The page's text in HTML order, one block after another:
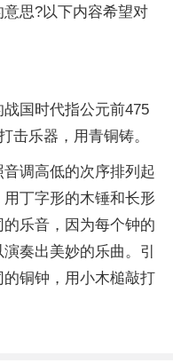
思?以下内容希望对
国时代指公元前475
击乐器，用青铜铸。
调高低的次序排列起
丁字形的木锤和长形
乐音，因为每个钟的
奏出美妙的乐曲。引
铜钟，用小木槌敲打